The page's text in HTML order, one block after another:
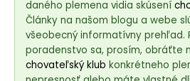
daného plemena vidia skúsení
Články na našom blogu a webe
všeobecný informatívny prehľad.
poradenstvo sa, prosím, obráťte
chovateľský klub konkrétneho